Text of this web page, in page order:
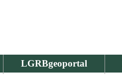
LGRBgeoportal